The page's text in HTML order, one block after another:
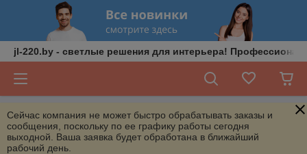
jl-220.by - светлые решения для интерьера!
Сейчас компания не может быстро обрабатывать заказы и
сообщения, поскольку по ее графику работы сегодня
выходной. Ваша заявка будет обработана в ближайший
рабочий день.